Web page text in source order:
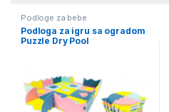
Podloge za bebe
Podloga za igru sa ogradom
Puzzle Dry Pool